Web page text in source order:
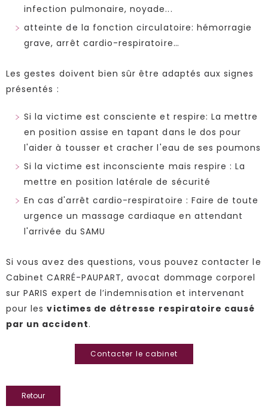
infection pulmonaire, noyade...
atteinte de la fonction circulatoire: hémorragie
grave, arrêt cardio-respiratoire…
Les gestes doivent bien sûr être adaptés aux signes
présentés :
Si la victime est consciente et respire: La mettre
en position assise en tapant dans le dos pour
l'aider à tousser et cracher l'eau de ses poumons
Si la victime est inconsciente mais respire : La
mettre en position latérale de sécurité
En cas d'arrêt cardio-respiratoire : Faire de toute
urgence un massage cardiaque en attendant
l'arrivée du SAMU
Si vous avez des questions, vous pouvez contacter le
Cabinet CARRÉ-PAUPART, avocat dommage corporel
sur PARIS expert de l’indemnisation et intervenant
pour lesvictimes de détresse respiratoire causé
par un accident.
Contacter le cabinet
Retour